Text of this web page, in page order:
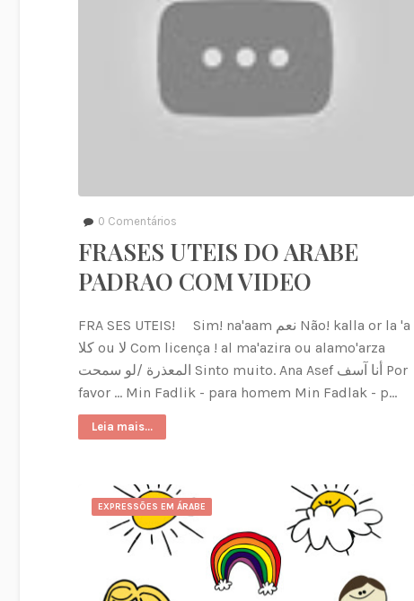
0 Comentários
FRASES UTEIS DO ARABE
PADRAO COM VIDEO
FRA SES UTEIS! Sim! na'aam نعم Não! kalla or la 'a
كلا ou لا Com licença ! al ma'azira ou alamo'arza
المعذرة /لو سمحت Sinto muito. Ana Asef أنا آسف Por
favor ... Min Fadlik - para homem Min Fadlak - p…
Leia mais...
EXPRESSÕES EM ÁRABE